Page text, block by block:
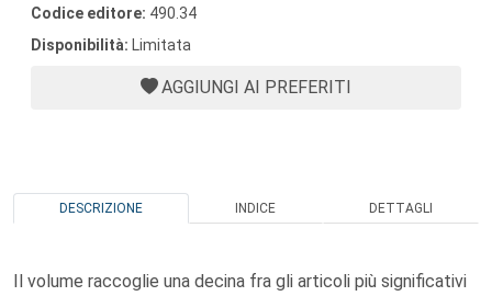
Codice editore: 490.34
Disponibilità: Limitata
AGGIUNGI AI PREFERITI
DESCRIZIONE INDICE DETTAGLI
Il volume raccoglie una decina fra gli articoli più significativi